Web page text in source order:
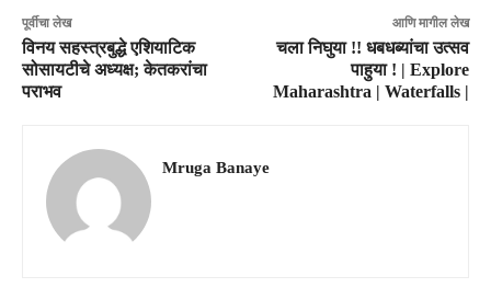
पूर्वीचा लेख
विनय सहस्त्रबुद्धे एशियाटिक
सोसायटीचे अध्यक्ष; केतकरांचा
पराभव
आणि मागील लेख
चला निघुया !! धबधब्यांचा उत्सव
पाहुया ! | Explore
Maharashtra | Waterfalls |
Mruga Banaye